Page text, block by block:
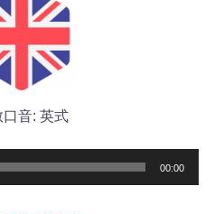
口音: 英式
00:00